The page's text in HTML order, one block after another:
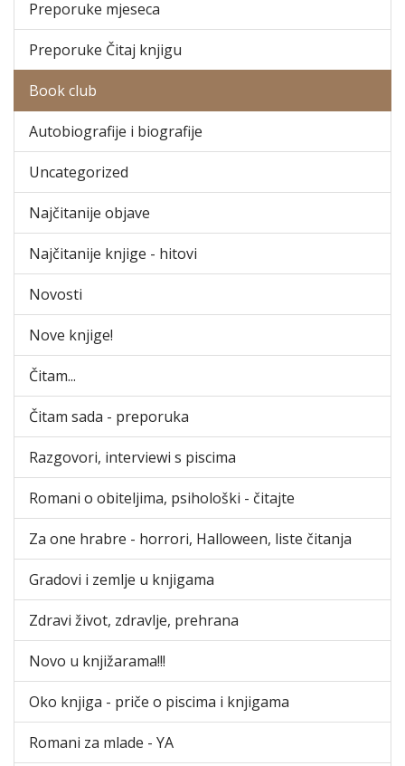
Preporuke mjeseca
Preporuke Čitaj knjigu
Book club
Autobiografije i biografije
Uncategorized
Najčitanije objave
Najčitanije knjige - hitovi
Novosti
Nove knjige!
Čitam...
Čitam sada - preporuka
Razgovori, interviewi s piscima
Romani o obiteljima, psihološki - čitajte
Za one hrabre - horrori, Halloween, liste čitanja
Gradovi i zemlje u knjigama
Zdravi život, zdravlje, prehrana
Novo u knjižarama!!!
Oko knjiga - priče o piscima i knjigama
Romani za mlade - YA